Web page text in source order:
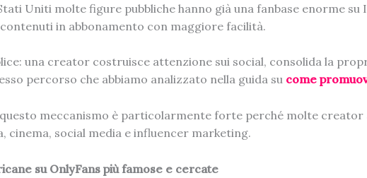
Uniti molte figure pubbliche hanno già una fanbase enorme
in abbonamento con maggiore facilità.
una creator costruisce attenzione sui social, consolida la
percorso che abbiamo analizzato nella guida su come
meccanismo è particolarmente forte perché molte creator
cinema, social media e influencer marketing.
su OnlyFans più famose e cercate